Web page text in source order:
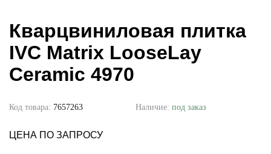
Кварцвиниловая плитка
IVC Matrix LooseLay
Ceramic 4970
Код товара: 7657263 Наличие: под заказ
ЦЕНА ПО ЗАПРОСУ